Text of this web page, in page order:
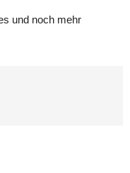
und noch mehr